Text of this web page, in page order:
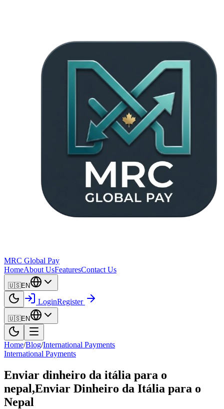
MRC Global Pay
HomeAbout UsFeaturesContact Us
🇺🇸EN
LoginRegister
🇺🇸EN
Home/Blog/International Payments
International Payments
Enviar dinheiro da itália para o
nepal,Enviar Dinheiro da Itália para o
Nepal